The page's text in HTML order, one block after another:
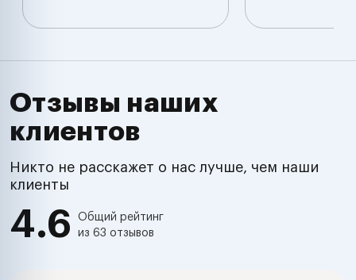
Отзывы наших
клиентов
Никто не расскажет о нас лучше, чем наши
клиенты
4.6
Общий рейтинг
из 63 отзывов